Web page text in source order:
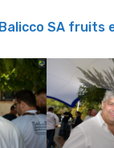
Balicco SA fruits